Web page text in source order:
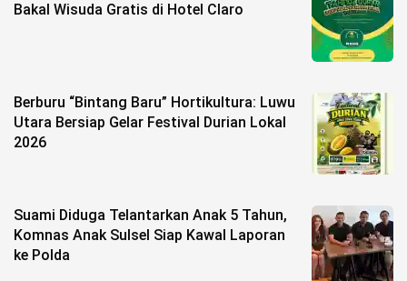
Bakal Wisuda Gratis di Hotel Claro
Berburu “Bintang Baru” Hortikultura: Luwu
Utara Bersiap Gelar Festival Durian Lokal
2026
Suami Diduga Telantarkan Anak 5 Tahun,
Komnas Anak Sulsel Siap Kawal Laporan
ke Polda